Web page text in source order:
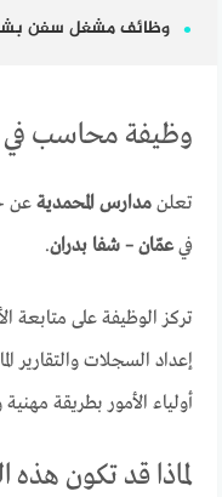
وظائف مشغل سفن بشركة
وظيفة محاسب في
تعلنمدارس المحمدية عن
فيعمّان – شفا بدران.
تركز الوظيفة على متابعة
إعداد السجلات والتقارير
أولياء الأمور بطريقة
لماذا قد تكون